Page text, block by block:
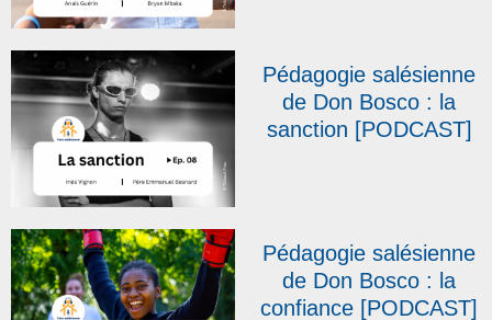
Pédagogie salésienne
de Don Bosco : la
sanction [PODCAST]
Pédagogie salésienne
de Don Bosco : la
confiance [PODCAST]